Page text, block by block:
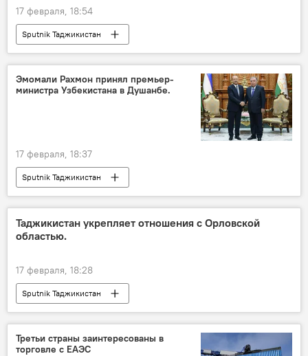
17 февраля, 18:54
Sputnik Таджикистан
Эмомали Рахмон принял премьер-
министра Узбекистана в Душанбе.
17 февраля, 18:37
Sputnik Таджикистан
Таджикистан укрепляет отношения с Орловской
областью.
17 февраля, 18:28
Sputnik Таджикистан
Третьи страны заинтересованы в
торговле с ЕАЭС